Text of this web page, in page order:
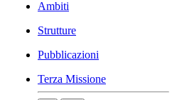
Ambiti
Strutture
Pubblicazioni
Terza Missione